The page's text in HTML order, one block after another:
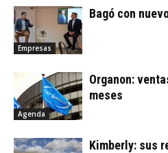
Empresas
Bagó con
Agenda
Organon:
meses
Kimberly: sus